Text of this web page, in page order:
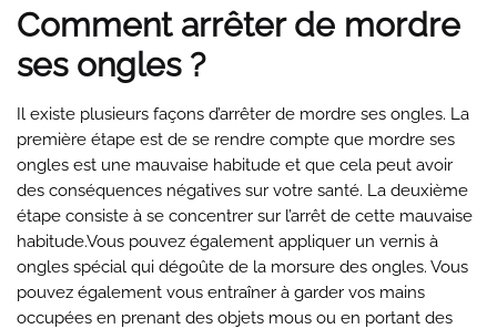
Comment arrêter de mordre
ses ongles ?
Il existe plusieurs façons d’arrêter de mordre ses ongles. La
première étape est de se rendre compte que mordre ses
ongles est une mauvaise habitude et que cela peut avoir
des conséquences négatives sur votre santé. La deuxième
étape consiste à se concentrer sur l’arrêt de cette mauvaise
habitude.Vous pouvez également appliquer un vernis à
ongles spécial qui dégoûte de la morsure des ongles. Vous
pouvez également vous entraîner à garder vos mains
occupées en prenant des objets mous ou en portant des